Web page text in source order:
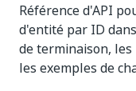
Référence d'API
d'entité par ID
de terminaison, les
les exemples de